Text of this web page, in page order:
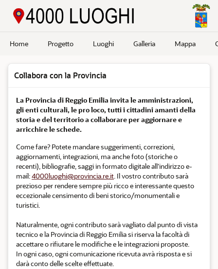
Home Progetto Luoghi Galleria Mappa
Collabora con la Provincia
La Provincia di Reggio Emilia invita le amministrazioni,
gli enti culturali, le pro loco, tutti i cittadini amanti della
storia e del territorio a collaborare per aggiornare e
arricchire le schede.
Come fare? Potete mandare suggerimenti, correzioni,
aggiornamenti, integrazioni, ma anche foto (storiche o
recenti), bibliografie, saggi in formato digitale all'indirizzo e-
mail:4000luoghi@provincia.re.it. Il vostro contributo sarà
prezioso per rendere sempre più ricco e interessante questo
eccezionale censimento di beni storico/monumentali e
turistici.
Naturalmente, ogni contributo sarà vagliato dal punto di vista
tecnico e la Provincia di Reggio Emilia si riserva la facoltà di
accettare o rifiutare le modifiche e le integrazioni proposte.
In ogni caso, ogni comunicazione ricevuta avrà risposta e si
darà conto delle scelte effettuate.